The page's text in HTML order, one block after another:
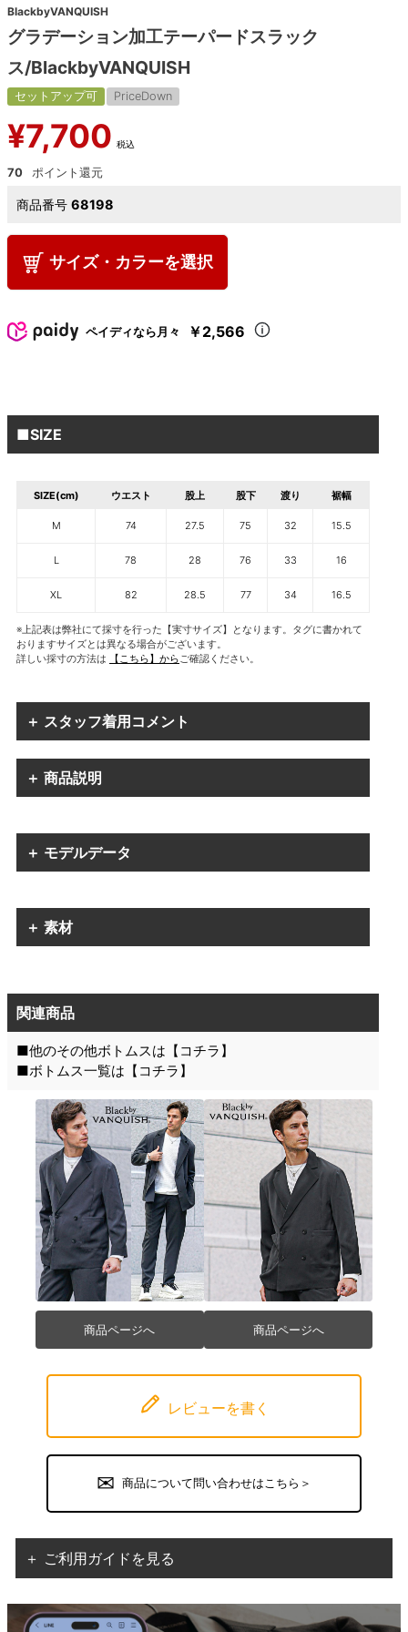
BlackbyVANQUISH
グラデーション加工テーパードスラック
ス/BlackbyVANQUISH
セットアップ可 PriceDown
¥7,700 税込
70
商品番号 68198
サイズ・カラーを選択
ペイディなら月々 ￥2,566
■SIZE
SIZE(cm) ウエスト 股上 股下 渡り 裾幅
M 74 27.5 75 32 15.5
L 78 28 76 33 16
XL 82 28.5 77 34 16.5
※上記表は弊社にて採寸を行った【実寸サイズ】となります。タグに書かれて
おりますサイズとは異なる場合がございます。
詳しい採寸の方法は
【こちら】からご確認ください。
＋ スタッフ着用コメント
＋ 商品説明
＋ モデルデータ
＋ 素材
関連商品
■他のその他ボトムスは【 コチラ 】
■ボトムス一覧は【 コチラ 】
商品ページへ 商品ページへ
レビューを書く
商品について問い合わせはこちら＞
＋ ご利用ガイドを見る